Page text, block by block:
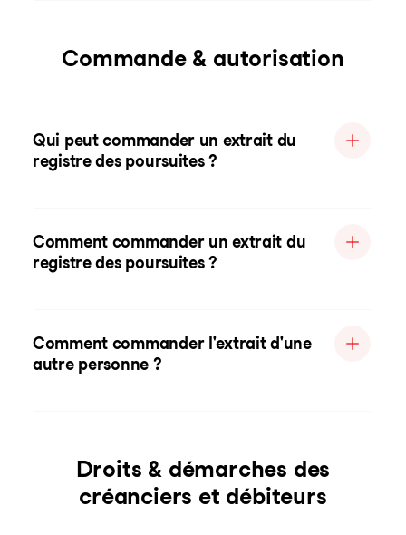
Commande & autorisation
Qui peut commander un extrait du
registre des poursuites ?
Comment commander un extrait du
registre des poursuites ?
Comment commander l'extrait d'une
autre personne ?
Droits & démarches des
créanciers et débiteurs